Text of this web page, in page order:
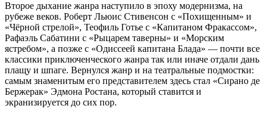
Второе дыхание жанра наступило в эпоху модернизма, на
рубеже веков. Роберт Льюис Стивенсон с «Похищенным» и
«Чёрной стрелой», Теофиль Готье с «Капитаном Фракассом»,
Рафаэль Сабатини с «Рыцарем таверны» и «Морским
ястребом», а позже с «Одиссеей капитана Блада» — почти все
классики приключенческого жанра так или иначе отдали дань
плащу и шпаге. Вернулся жанр и на театральные подмостки:
самым знаменитым его представителем здесь стал «Сирано де
Бержерак» Эдмона Ростана, который ставится и
экранизируется до сих пор.